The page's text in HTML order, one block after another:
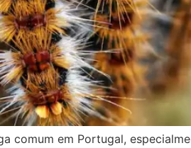
comum em Portugal,